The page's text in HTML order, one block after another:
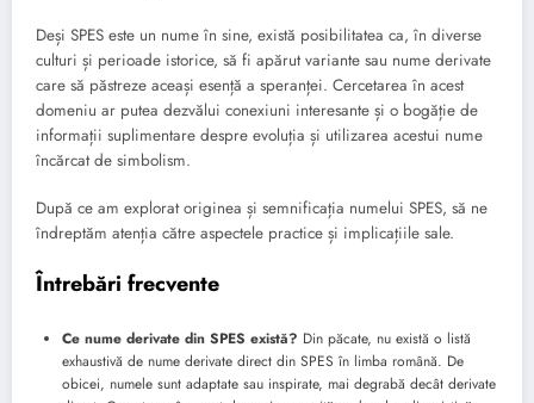
Deși SPES este un nume în sine, există posibilitatea ca, în diverse
culturi și perioade istorice, să fi apărut variante sau nume derivate
care să păstreze aceași esență a speranței. Cercetarea în acest
domeniu ar putea dezvălui conexiuni interesante și o bogăție de
informații suplimentare despre evoluția și utilizarea acestui nume
încărcat de simbolism.
După ce am explorat originea și semnificația numelui SPES, să ne
îndreptăm atenția către aspectele practice și implicațiile sale.
Întrebări frecvente
Ce nume derivate din SPES există? Din păcate, nu există o listă
exhaustivă de nume derivate direct din SPES în limba română. De
obicei, numele sunt adaptate sau inspirate, mai degrabă decât derivate